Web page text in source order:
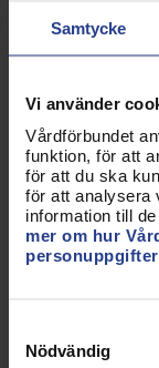
Samtycke
Vi använder
Vårdförbundet
funktion, för att
för att du ska
för att analysera
information till
mer om hur
personuppgifter.
Nödvändig
arbetsgivaren
man inte
tas ut är det
arbetstagaren
ska tas ut,
arbetstagare
arbetstagare